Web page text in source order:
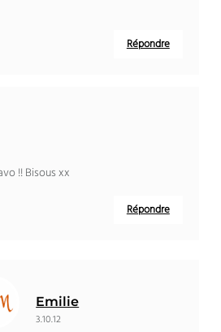
Répondre
!! Bisous xx
Répondre
Emilie
3.10.12